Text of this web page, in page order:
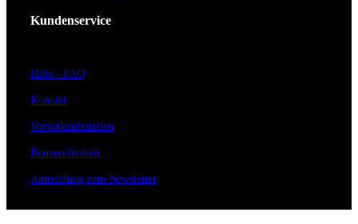
Kundenservice
Hilfe / FAQ
Kontakt
Vorverkaufsstellen
Barrierefreiheit
Anmeldung zum Newsletter